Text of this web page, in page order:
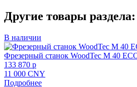
Другие товары раздела:
В наличии
Фрезерный станок WoodTec М 40
133 870 p
11 000 CNY
Подробнее